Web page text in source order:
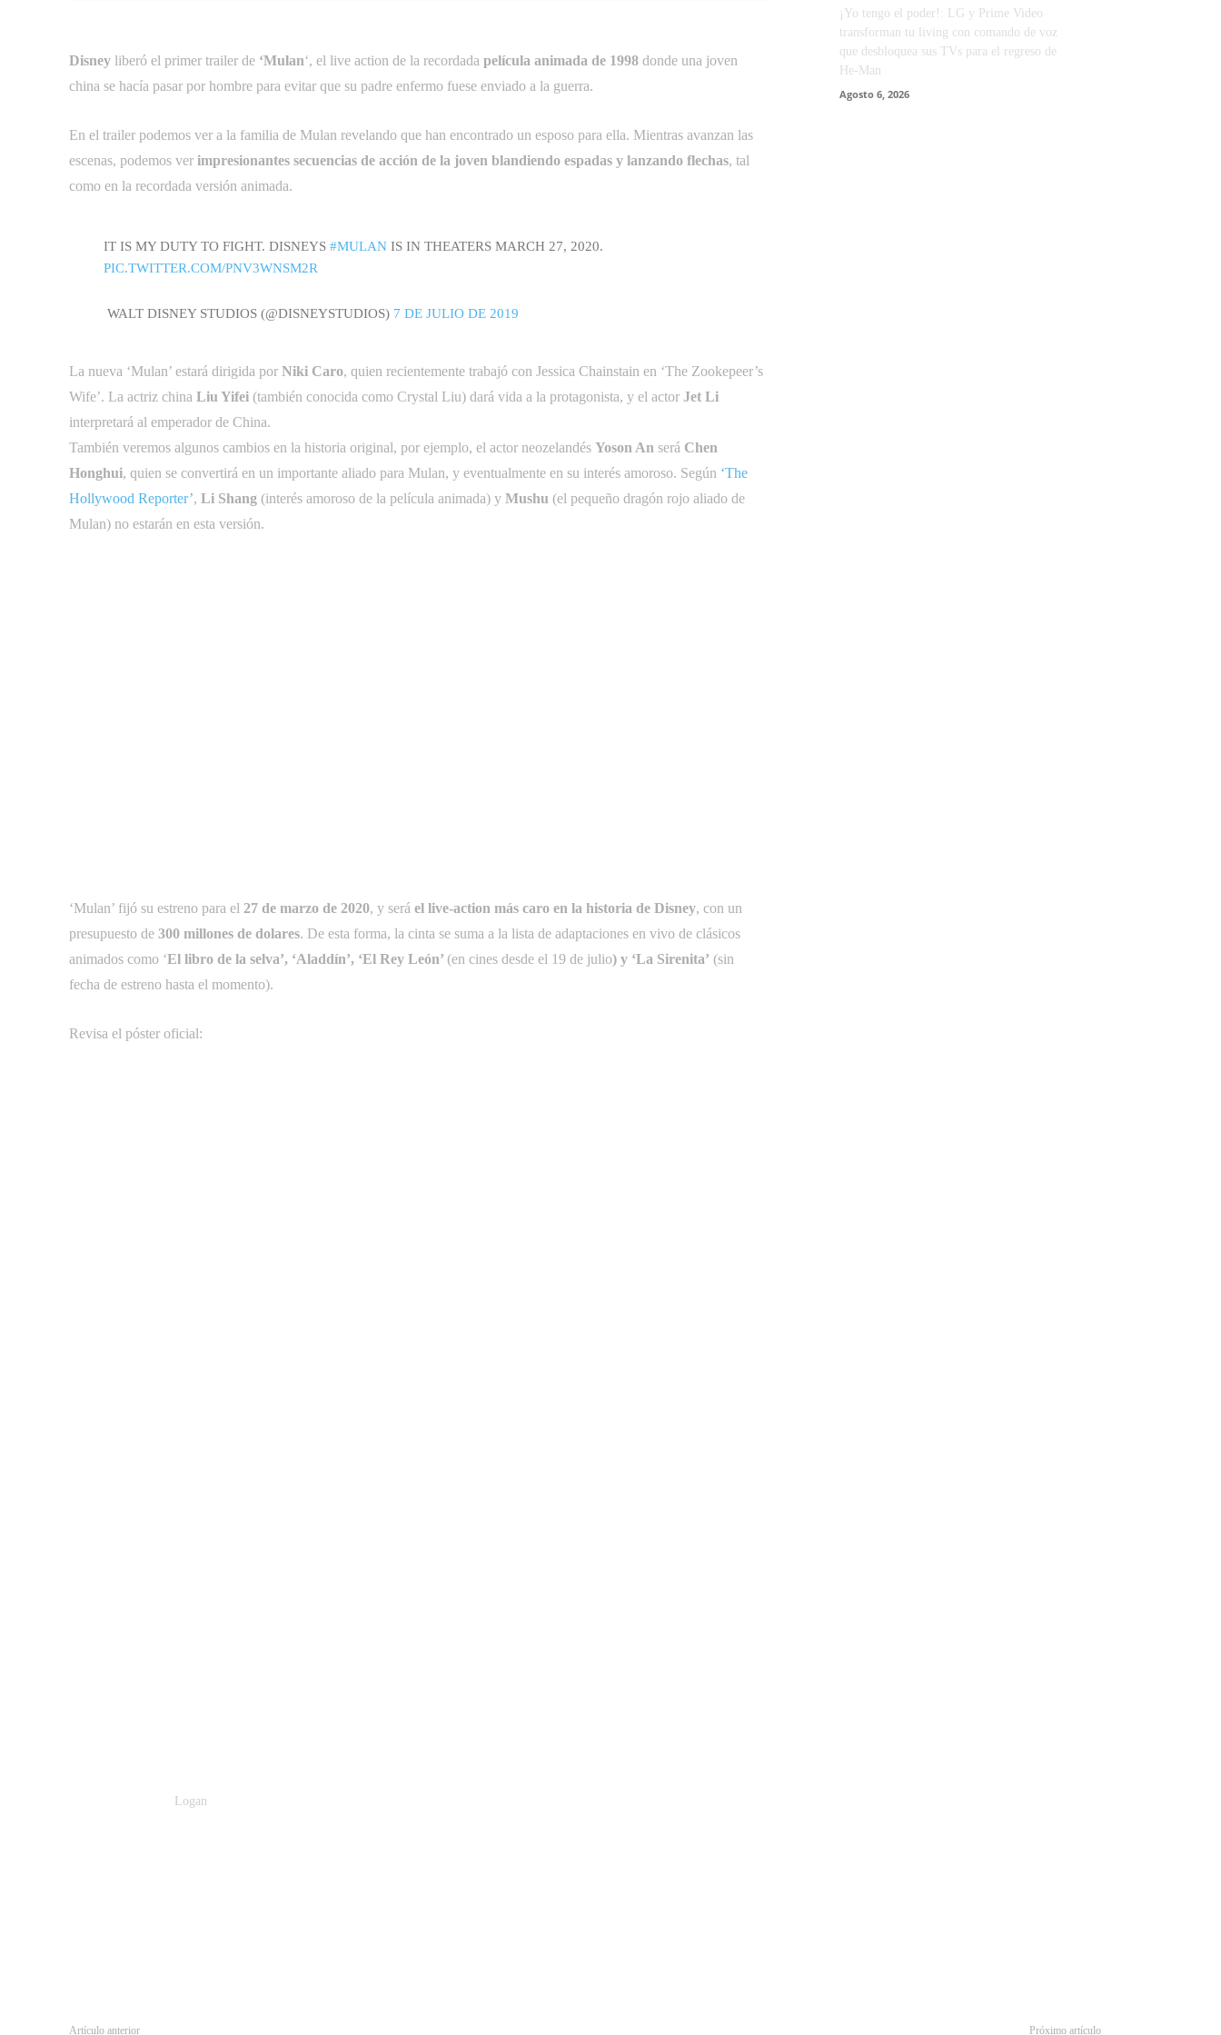
Disney liberó el primer trailer de ‘Mulan‘, el live action de la recordada película animada de 1998 donde una joven
china se hacía pasar por hombre para evitar que su padre enfermo fuese enviado a la guerra.
En el trailer podemos ver a la familia de Mulan revelando que han encontrado un esposo para ella. Mientras avanzan las
escenas, podemos ver impresionantes secuencias de acción de la joven blandiendo espadas y lanzando flechas, tal
como en la recordada versión animada.
IT IS MY DUTY TO FIGHT. DISNEYS#MULAN IS IN THEATERS MARCH 27, 2020.
PIC.TWITTER.COM/PNV3WNSM2R
 WALT DISNEY STUDIOS (@DISNEYSTUDIOS) 7 DE JULIO DE 2019
La nueva ‘Mulan’ estará dirigida por Niki Caro, quien recientemente trabajó con Jessica Chainstain en ‘The Zookepeer’s
Wife’. La actriz china Liu Yifei (también conocida como Crystal Liu) dará vida a la protagonista, y el actor Jet Li
interpretará al emperador de China.
También veremos algunos cambios en la historia original, por ejemplo, el actor neozelandés Yoson An será Chen
Honghui, quien se convertirá en un importante aliado para Mulan, y eventualmente en su interés amoroso. Según ‘The
Hollywood Reporter’, Li Shang (interés amoroso de la película animada) y Mushu (el pequeño dragón rojo aliado de
Mulan) no estarán en esta versión.
‘Mulan’ fijó su estreno para el 27 de marzo de 2020, y será el live-action más caro en la historia de Disney, con un
presupuesto de 300 millones de dolares. De esta forma, la cinta se suma a la lista de adaptaciones en vivo de clásicos
animados como ‘El libro de la selva’, ‘Aladdín’, ‘El Rey León’ (en cines desde el 19 de julio) y ‘La Sirenita’ (sin
fecha de estreno hasta el momento).
Revisa el póster oficial:
Logan
¡Yo tengo el poder!: LG y Prime Video
transforman tu living con comando de voz
que desbloquea sus TVs para el regreso de
He-Man
Agosto 6, 2026
Artículo anterior Próximo artículo